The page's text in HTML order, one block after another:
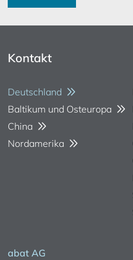
Kontakt
Deutschland
Baltikum und Osteuropa
China
Nordamerika
abat AG